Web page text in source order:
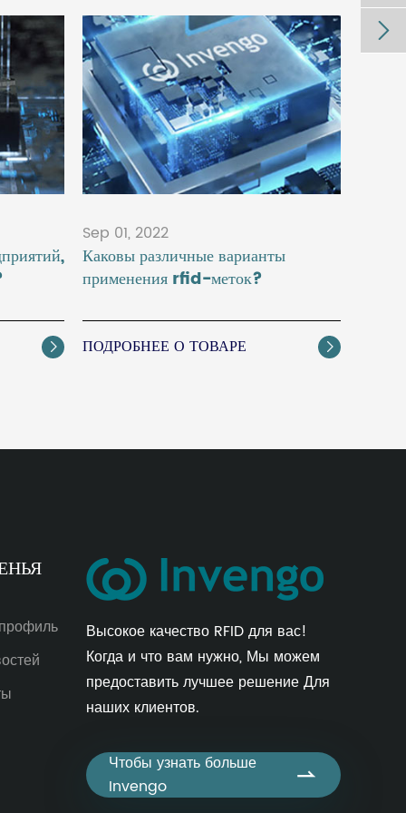

Sep 01, 2022
Каковы различные варианты
применения rfid-меток?
ПОДРОБНЕЕ О ТОВАРЕ 
Высокое качество RFID для вас!
Когда и что вам нужно, Мы можем
предоставить лучшее решение Для
наших клиентов.
Чтобы узнать больше
Invengo

